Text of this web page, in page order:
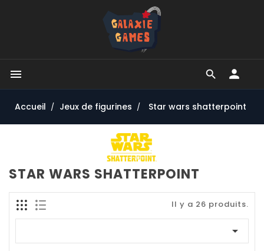


Accueil Jeux de figurines Star wars shatterpoint
STAR WARS SHATTERPOINT
Il y a 26 produits.
